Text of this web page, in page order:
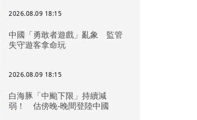
2026.08.09 18:15
中國「勇敢者遊戲」亂象 監管
失守遊客拿命玩
2026.08.09 18:15
白海豚「中颱下限」持續減
弱！ 估傍晚-晚間登陸中國